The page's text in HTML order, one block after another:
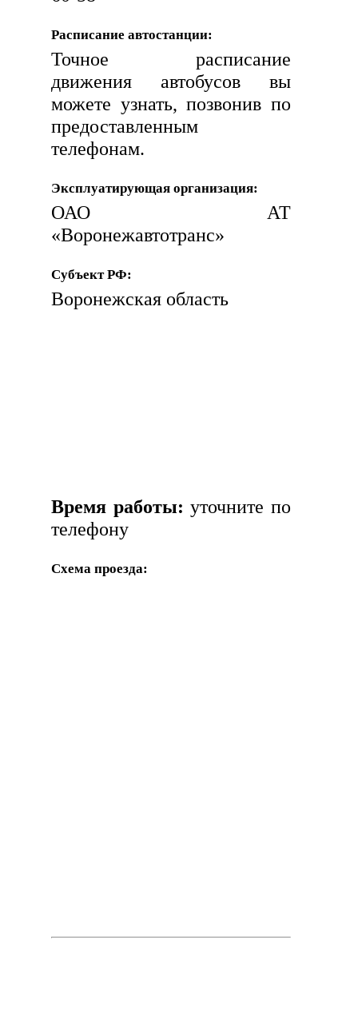
Расписание автостанции:
Точное расписание
движения автобусов вы
можете узнать, позвонив по
предоставленным
телефонам.
Эксплуатирующая организация:
ОАО АТ
«Воронежавтотранс»
Субъект РФ:
Воронежская область
Время работы: уточните по
телефону
Схема проезда: